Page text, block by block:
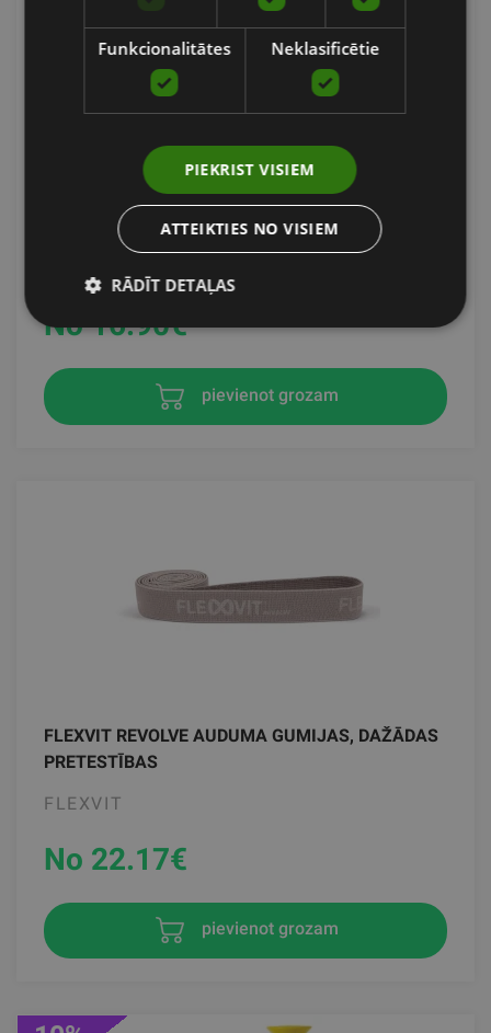
SKLZ PRO KNIT MINI BAND AUDUMA GUMIJA
No 16.90€
pievienot grozam
FLEXVIT REVOLVE AUDUMA GUMIJAS, DAŽĀDAS
PRETESTĪBAS
FLEXVIT
No 22.17€
pievienot grozam
Funkcionalitātes Neklasificētie
PIEKRIST VISIEM
ATTEIKTIES NO VISIEM
RĀDĪT DETAĻAS